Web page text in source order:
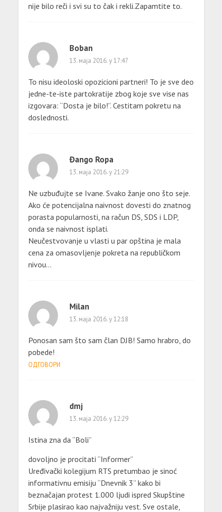
nije bilo reči i svi su to čak i rekli.Zapamtite to.
Boban
13. маја 2016. у 17:47
To nisu ideoloski opozicioni partneri! To je sve deo
jedne-te-iste partokratije zbog koje sve vise nas
izgovara: “Dosta je bilo!”. Cestitam pokretu na
doslednosti.
Đango Ropa
13. маја 2016. у 21:29
Ne uzbuđujte se Ivane. Svako žanje ono što seje.
Ako će potencijalna naivnost dovesti do znatnog
porasta popularnosti, na račun DS, SDS i LDP,
onda se naivnost isplati.
Neučestvovanje u vlasti u par opština je mala
cena za omasovljenje pokreta na republičkom
nivou…
Milan
13. маја 2016. у 12:18
Ponosan sam što sam član DJB! Samo hrabro, do
pobede!
ОДГОВОРИ
dmj
13. маја 2016. у 12:29
Istina zna da “Boli”
dovoljno je procitati “Informer”
Uređivački kolegijum RTS pretumbao je sinoć
informativnu emisiju “Dnevnik 3” kako bi
beznačajan protest 1.000 ljudi ispred Skupštine
Srbije plasirao kao najvažniju vest. Sve ostale,